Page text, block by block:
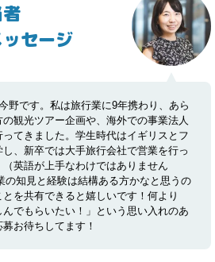
セージ
野です。私は旅行業に9年携わり、あら
観光ツアー企画や、海外での事業法人
ってきました。学生時代はイギリスとフ
し、新卒では大手旅行会社で営業を行っ
英語が上手なわけではありません
の知見と経験は結構ある方かなと思うの
を共有できると嬉しいです！何より
んでもらいたい！」という思い入れのあ
お待ちしてます！